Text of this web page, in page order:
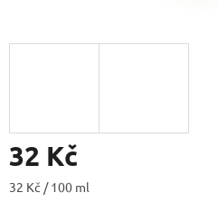
32 Kč
Měrná
32 Kč / 100 ml